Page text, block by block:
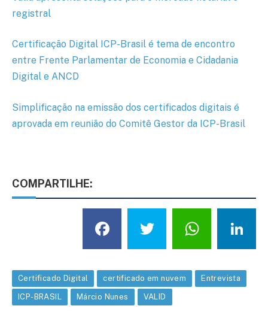
registral
Certificação Digital ICP-Brasil é tema de encontro
entre Frente Parlamentar de Economia e Cidadania
Digital e ANCD
Simplificação na emissão dos certificados digitais é
aprovada em reunião do Comitê Gestor da ICP-Brasil
COMPARTILHE:
Facebook
Twitter
Certificado Digital certificado em nuvem Entrevista
ICP-BRASIL Márcio Nunes VALID